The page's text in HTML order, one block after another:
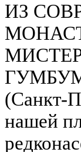
ИЗ
(Санкт-
нашей